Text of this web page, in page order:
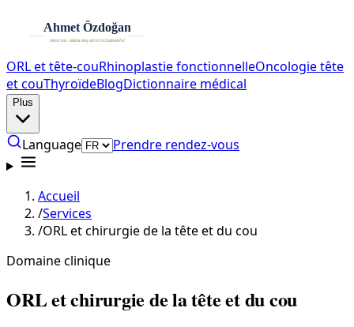
ORL et tête-couRhinoplastie fonctionnelleOncologie tête
et couThyroïdeBlogDictionnaire médical
Plus
Language Prendre rendez-vous
Accueil
/Services
/ORL et chirurgie de la tête et du cou
Domaine clinique
ORL et chirurgie de la tête et du cou